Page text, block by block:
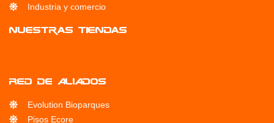
Industria y comercio
Nuestras Tiendas
RED DE ALIADOS
Evolution Bioparques
Pisos Ecore